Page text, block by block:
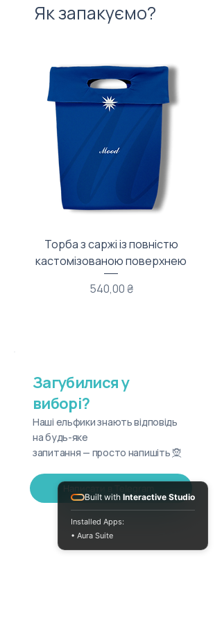
Як запакуємо?
Торба з саржі із повністю
кастомізованою поверхнею
Ціна
540,00 ₴
Загубилися у
виборі?
Наші ельфики знають відповідь
на будь-яке
запитання — просто напишіть 🧝
Написати в Telegram
Built with Interactive Studio
Installed Apps:
• Aura Suite